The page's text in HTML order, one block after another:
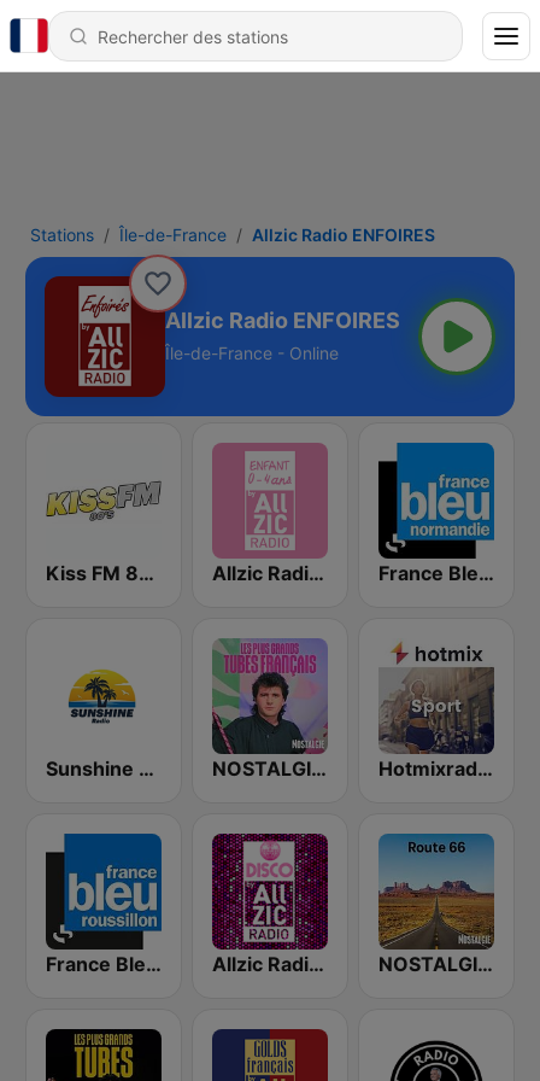
Stations Île-de-France Allzic Radio ENFOIRES
Allzic Radio ENFOIRES
Île-de-France - Online
Kiss FM 80's Allzic Radio ENFANTS 0/4 ANS France Bleu Haute Normandie
Sunshine Radio NOSTALGIE LES PLUS GRANDS TUBES FRANCAIS Hotmixradio Sport
France Bleu Roussillon Allzic Radio DISCO NOSTALGIE ROUTE 66